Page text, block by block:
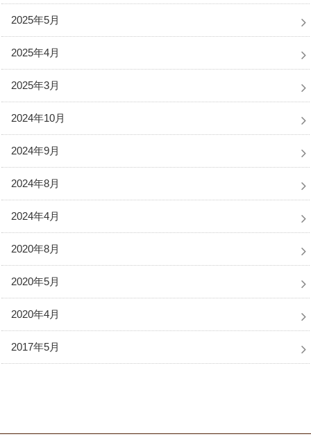
2025年5月
2025年4月
2025年3月
2024年10月
2024年9月
2024年8月
2024年4月
2020年8月
2020年5月
2020年4月
2017年5月